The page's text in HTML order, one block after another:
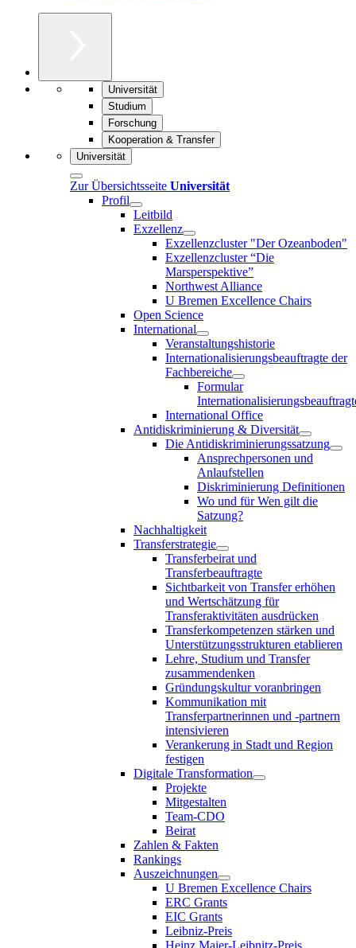
Universität
Studium
Forschung
Kooperation & Transfer
Universität
Zur Übersichtsseite Universität
Profil
Leitbild
Exzellenz
Exzellenzcluster "Der Ozeanboden"
Exzellenzcluster “Die
Marsperspektive”
Northwest Alliance
U Bremen Excellence Chairs
Open Science
International
Veranstaltungshistorie
Internationalisierungsbeauftragte der
Fachbereiche
Formular
International Office
Antidiskriminierung & Diversität
Die Antidiskriminierungssatzung
Ansprechpersonen und
Anlaufstellen
Diskriminierung Definitionen
Wo und für Wen gilt die
Satzung?
Nachhaltigkeit
Transferstrategie
Transferbeirat und
Transferbeauftragte
Sichtbarkeit von Transfer erhöhen
und Wertschätzung für
Transferaktivitäten ausdrücken
Transferkompetenzen stärken und
Unterstützungsstrukturen etablieren
Lehre, Studium und Transfer
zusammendenken
Gründungskultur voranbringen
Kommunikation mit
Transferpartnerinnen und -partnern
intensivieren
Verankerung in Stadt und Region
festigen
Digitale Transformation
Projekte
Mitgestalten
Team-CDO
Beirat
Zahlen & Fakten
Rankings
Auszeichnungen
U Bremen Excellence Chairs
ERC Grants
EIC Grants
Leibniz-Preis
Heinz Maier-Leibnitz-Preis